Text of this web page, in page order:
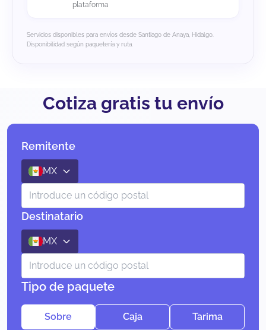
plataforma
Servicios disponibles para envíos desde Santiago de Anaya, Hidalgo.
Disponibilidad según paquetería y ruta.
Cotiza gratis tu envío
Remitente
MX
Destinatario
MX
Tipo de paquete
Sobre Caja Tarima